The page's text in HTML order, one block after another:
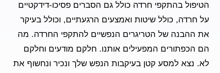
הטיפול בהתקפי חרדה כולל גם הסברים פסיכו-דידקטיים
על חרדה, כולל שיטות ואמצעים הרגעתיים, וכולל בעיקר
את ההבנה של הטריגרים הנפשיים להתקפי החרדה. מה
הם הכפתורים המפעילים אותנו. חלקם מודעים וחלקם
לא. נצא למסע קטן בעיקבות הנפש שלך ונכיר ונחשוף את